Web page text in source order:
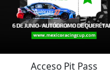
Acceso Pit Pass